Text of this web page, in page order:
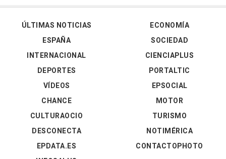
ÚLTIMAS NOTICIAS
ESPAÑA
INTERNACIONAL
DEPORTES
VÍDEOS
ECONOMÍA
SOCIEDAD
CIENCIAPLUS
PORTALTIC
EPSOCIAL
CHANCE
CULTURAOCIO
DESCONECTA
EPDATA.ES
MOTOR
TURISMO
NOTIMÉRICA
CONTACTOPHOTO